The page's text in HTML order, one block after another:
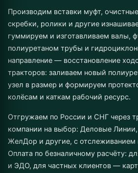
Производим вставки муфт,
скребки, ролики и другие
гуммируем и изготавливаем валы,
полиуретаном трубы и
направление — восстановление
тракторов: заливаем новый
узел в размер и формируем
колёсам и каткам рабочий ресурс.
Отгружаем по России и СНГ через
компании на выбор: Деловые
ЖелДор и другие, с отслеживанием
Оплата по безналичному расчёту:
и ЭДО, для частных клиентов —